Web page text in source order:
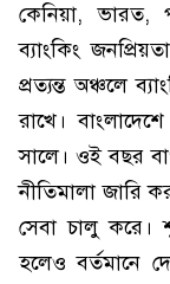
কেনিয়া, ভারত,
ব্যাংকিং
প্রত্যন্ত অঞ্চলে
রাখে।
সালে। ওই বছর
নীতিমালা জারি
সেবা চালু করে।
হলেও বর্তমানে